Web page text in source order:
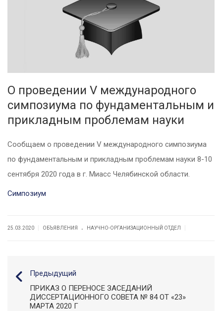
О проведении V международного
симпозиума по фундаментальным и
прикладным проблемам науки
Сообщаем о проведении V международного симпозиума
по фундаментальным и прикладным проблемам науки 8-10
сентября 2020 года в г. Миасс Челябинской области.
Симпозиум
25.03.2020 ОБЪЯВЛЕНИЯ . НАУЧНО-ОРГАНИЗАЦИОННЫЙ ОТДЕЛ
Предыдущий
ПРИКАЗ О ПЕРЕНОСЕ ЗАСЕДАНИЙ
ДИССЕРТАЦИОННОГО СОВЕТА № 84 ОТ «23»
МАРТА 2020 Г